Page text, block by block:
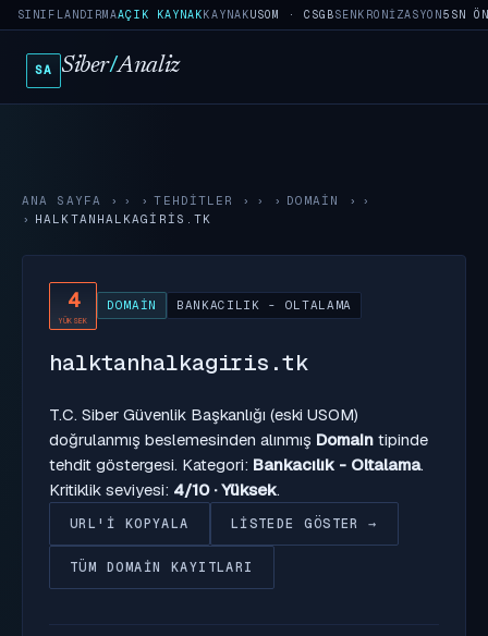
SINIFLANDIRMAAÇIK KAYNAKKAYNAKUSOM · CSGBSENKRONIZASYON5SN
SA Siber/Analiz
ANA SAYFA › TEHDITLER › DOMAIN
›
HALKTANHALKAGIRIS.TK
4
YÜKSEK
DOMAIN BANKACILIK - OLTALAMA
halktanhalkagiris.tk
T.C. Siber Güvenlik Başkanlığı (eski USOM)
doğrulanmış beslemesinden alınmış Domain tipinde
tehdit göstergesi. Kategori: Bankacılık - Oltalama.
Kritiklik seviyesi: 4/10 · Yüksek.
URL'I KOPYALA LISTEDE GÖSTER →
TÜM DOMAIN KAYITLARI